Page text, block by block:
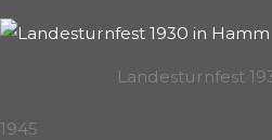
Landesturnfest
1945